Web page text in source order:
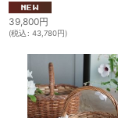
39,800円
(税込: 43,780円)